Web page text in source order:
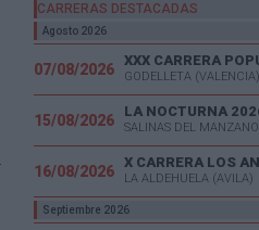
CARRERAS DESTACADAS
Agosto 2026
07/08/2026 GODELLETA (VALENCIA)
15/08/2026
LA NOCTURNA
SALINAS DEL
16/08/2026
X CARRERA LOS
LA ALDEHUELA (AVILA)
Septiembre 2026